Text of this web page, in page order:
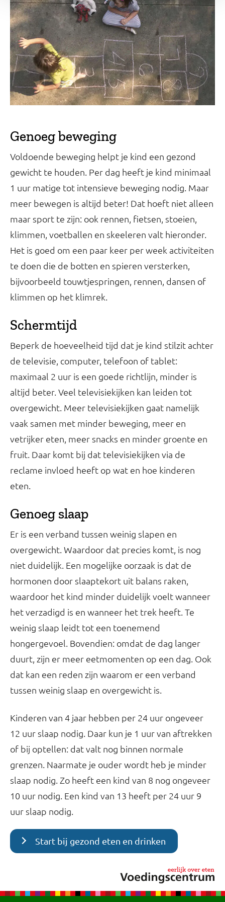
Genoeg beweging
Voldoende beweging helpt je kind een gezond
gewicht te houden. Per dag heeft je kind minimaal
1 uur matige tot intensieve beweging nodig. Maar
meer bewegen is altijd beter! Dat hoeft niet alleen
maar sport te zijn: ook rennen, fietsen, stoeien,
klimmen, voetballen en skeeleren valt hieronder.
Het is goed om een paar keer per week activiteiten
te doen die de botten en spieren versterken,
bijvoorbeeld touwtjespringen, rennen, dansen of
klimmen op het klimrek.
Schermtijd
Beperk de hoeveelheid tijd dat je kind stilzit achter
de televisie, computer, telefoon of tablet:
maximaal 2 uur is een goede richtlijn, minder is
altijd beter. Veel televisiekijken kan leiden tot
overgewicht. Meer televisiekijken gaat namelijk
vaak samen met minder beweging, meer en
vetrijker eten, meer snacks en minder groente en
fruit. Daar komt bij dat televisiekijken via de
reclame invloed heeft op wat en hoe kinderen
eten.
Genoeg slaap
Er is een verband tussen weinig slapen en
overgewicht. Waardoor dat precies komt, is nog
niet duidelijk. Een mogelijke oorzaak is dat de
hormonen door slaaptekort uit balans raken,
waardoor het kind minder duidelijk voelt wanneer
het verzadigd is en wanneer het trek heeft. Te
weinig slaap leidt tot een toenemend
hongergevoel. Bovendien: omdat de dag langer
duurt, zijn er meer eetmomenten op een dag. Ook
dat kan een reden zijn waarom er een verband
tussen weinig slaap en overgewicht is.
Kinderen van 4 jaar hebben per 24 uur ongeveer
12 uur slaap nodig. Daar kun je 1 uur van aftrekken
of bij optellen: dat valt nog binnen normale
grenzen. Naarmate je ouder wordt heb je minder
slaap nodig. Zo heeft een kind van 8 nog ongeveer
10 uur nodig. Een kind van 13 heeft per 24 uur 9
uur slaap nodig.
Start bij gezond eten en drinken